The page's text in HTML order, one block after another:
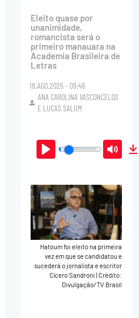
Eleito quase por
unanimidade,
romancista será o
primeiro manauara na
Academia Brasileira de
Letras
18.AGO.2025 - 09:46
ANA CAROLINA VASCONCELOS
E LUCAS SALUM
Play Mute
Hatoum foi eleito na primeira
vez em que se candidatou e
sucederá o jornalista e escritor
Cícero Sandroni|Crédito:
Divulgação/TV Brasil